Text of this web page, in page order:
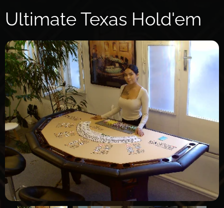
Ultimate Texas Hold'em